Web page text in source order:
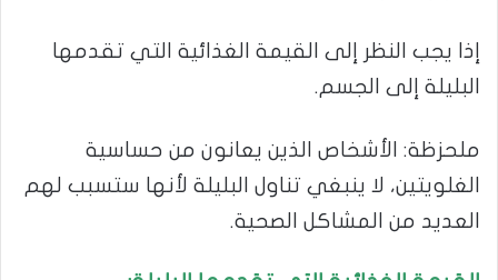
إذا يجب النظر إلى القيمة الغذائية التي تقدمها
البليلة إلى الجسم.
ملحزظة: الأشخاص الذين يعانون من حساسية
الغلويتين، لا ينبغي تناول البليلة لأنها ستسبب لهم
العديد من المشاكل الصحية.